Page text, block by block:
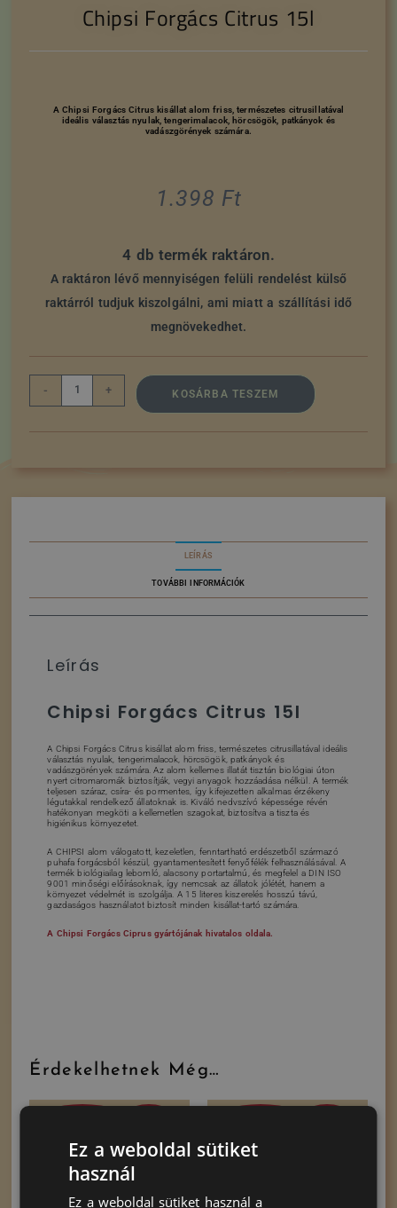
Chipsi Forgács Citrus 15l
A Chipsi Forgács Citrus kisállat alom friss, természetes citrusillatával
ideális választás nyulak, tengerimalacok, hörcsögök, patkányok és
vadászgörények számára.
1.398 Ft
4 db termék raktáron.
A raktáron lévő mennyiségen felüli rendelést külső
raktárról tudjuk kiszolgálni, ami miatt a szállítási idő
megnövekedhet.
- + KOSÁRBA TESZEM
LEÍRÁS
TOVÁBBI INFORMÁCIÓK
Leírás
Chipsi Forgács Citrus 15l
A Chipsi Forgács Citrus kisállat alom friss, természetes citrusillatával ideális
választás nyulak, tengerimalacok, hörcsögök, patkányok és
vadászgörények számára. Az alom kellemes illatát tisztán biológiai úton
nyert citromaromák biztosítják, vegyi anyagok hozzáadása nélkül. A termék
teljesen száraz, csíra- és pormentes, így kifejezetten alkalmas érzékeny
légutakkal rendelkező állatoknak is. Kiváló nedvszívó képessége révén
hatékonyan megköti a kellemetlen szagokat, biztosítva a tiszta és
higiénikus környezetet.
A CHIPSI alom válogatott, kezeletlen, fenntartható erdészetből származó
puhafa forgácsból készül, gyantamentesített fenyőfélék felhasználásával. A
termék biológiailag lebomló, alacsony portartalmú, és megfelel a DIN ISO
9001 minőségi előírásoknak, így nemcsak az állatok jólétét, hanem a
környezet védelmét is szolgálja. A 15 literes kiszerelés hosszú távú,
gazdaságos használatot biztosít minden kisállat-tartó számára.
A Chipsi Forgács Ciprus gyártójának hivatalos oldala.
Érdekelhetnek Még…
-14%
Ez a weboldal sütiket
használ
Ez a weboldal sütiket használ a